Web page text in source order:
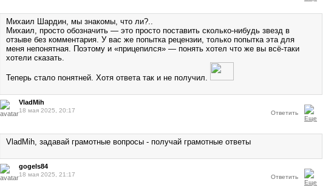
Михаил Шардин, мы знакомы, что ли?..
Михаил, просто обозначить — это просто поставить сколько-нибудь звезд в
отзыве без комментария. У вас же попытка рецензии, только попытка эта для
меня непонятная. Поэтому и «прицепился» — понять хотел что же вы всё-таки
хотели сказать.
Теперь стало понятней. Хотя ответа так и не получил.
VladMih
18 мая 2025, 20:17 Ответить
VladMih, задавай грамотные вопросы - получай грамотные ответы
gogels84
18 мая 2025, 21:17 Ответить